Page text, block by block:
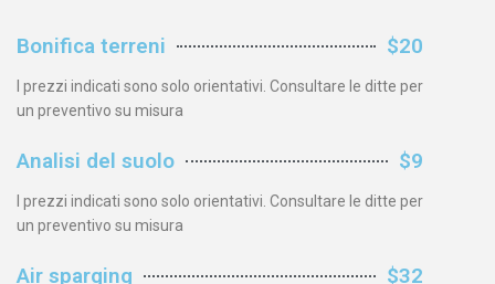
Bonifica terreni $20
I prezzi indicati sono solo orientativi. Consultare le ditte per
un preventivo su misura
Analisi del suolo $9
I prezzi indicati sono solo orientativi. Consultare le ditte per
un preventivo su misura
Air sparging $32